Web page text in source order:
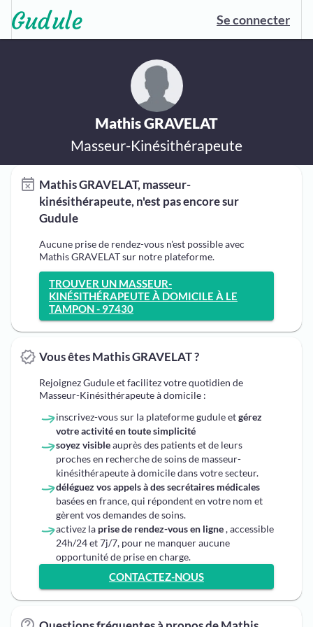
Se connecter
Mathis GRAVELAT
Masseur-Kinésithérapeute
Mathis GRAVELAT, masseur-
kinésithérapeute, n'est pas encore sur
Gudule
Aucune prise de rendez-vous n'est possible avec
Mathis GRAVELAT sur notre plateforme.
TROUVER UN MASSEUR-
KINÉSITHÉRAPEUTE À DOMICILE À LE
TAMPON - 97430
Vous êtes Mathis GRAVELAT ?
Rejoignez Gudule et facilitez votre quotidien de
Masseur-Kinésithérapeute à domicile :
inscrivez-vous sur la plateforme gudule etgérez
votre activité en toute simplicité
soyez visibleauprès des patients et de leurs
proches en recherche de soins de masseur-
kinésithérapeute à domicile dans votre secteur.
déléguez vos appels à des secrétaires médicales
basées en france, qui répondent en votre nom et
gèrent vos demandes de soins.
activez la prise de rendez-vous en ligne, accessible
24h/24 et 7j/7, pour ne manquer aucune
opportunité de prise en charge.
CONTACTEZ-NOUS